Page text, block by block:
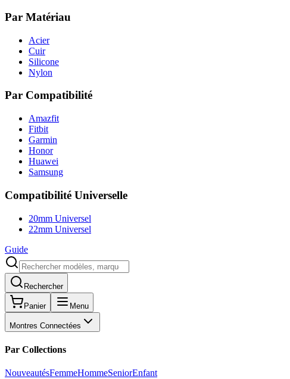
Par Matériau
Acier
Cuir
Silicone
Nylon
Par Compatibilité
Amazfit
Fitbit
Garmin
Honor
Huawei
Samsung
Compatibilité Universelle
20mm Universel
22mm Universel
Guide
Rechercher
Panier Menu
Montres Connectées
Par Collections
NouveautésFemmeHommeSeniorEnfant